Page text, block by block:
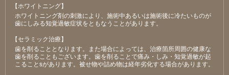
【ホワイトニング】
ホワイトニング剤の刺激により、施術中あるいは施術後に冷たいものが
⻭にしみる知覚過敏症状をともなうことがあります。
【セラミック治療】
⻭を削ることとなります。また場合によっては、治療箇所周囲の健康な
⻭を削ることもございます。⻭を削ることで痛み・しみ・知覚過敏が起
こることsがあります。被せ物や詰め物は経年劣化する場合があります。